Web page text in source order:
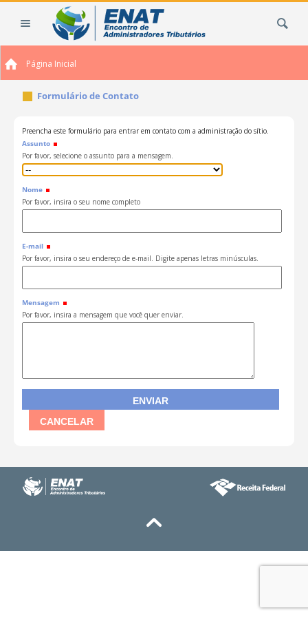
Página Inicial
Formulário de Contato
Preencha este formulário para entrar em contato com a administração do sítio.
Assunto
Por favor, selecione o assunto para a mensagem.
Nome
Por favor, insira o seu nome completo
E-mail
Por favor, insira o seu endereço de e-mail. Digite apenas letras minúsculas.
Mensagem
Por favor, insira a mensagem que você quer enviar.